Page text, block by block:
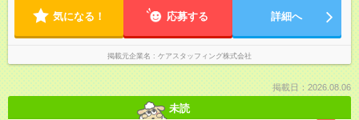
気になる！ 応募する 詳細へ
掲載元企業名 ケアスタッフィング株式会社
掲載日：2026.08.06
未読